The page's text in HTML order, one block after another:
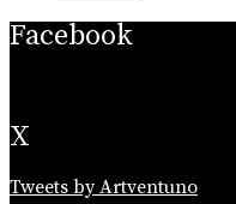
Facebook
X
Tweets by Artventuno